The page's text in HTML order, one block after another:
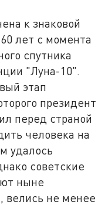
к знаковой
лет с момента
спутника
"Луна-10".
этап
президент
перед страной
человека на
удалось
советские
ныне
велись не менее